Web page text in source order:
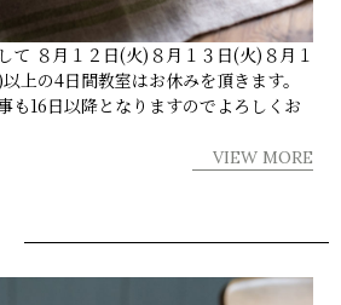
て ８月１２日(火)８月１３日(火)８月１
上の4日間教室はお休みを頂きます。
も16日以降となりますのでよろしくお
VIEW MORE